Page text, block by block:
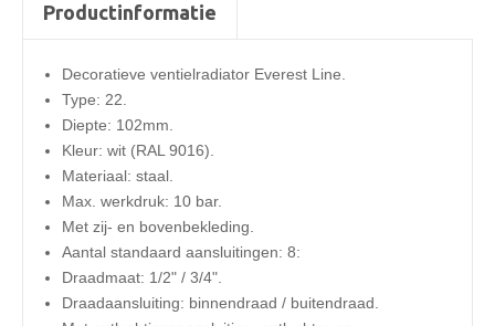
1121watt
Productinformatie
Decoratieve ventielradiator Everest Line.
Type: 22
Diepte: 102mm.
Kleur: wit (RAL 9016).
Materiaal: staal.
Max. werkdruk: 10 bar.
Met zij- en bovenbekleding.
Aantal standaard aansluitingen: 8:
Draadmaat: 1/2" / 3/4".
Draadaansluiting: binnendraad / buitendraad.